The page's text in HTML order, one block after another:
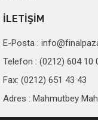
İLETİŞİM
E-Posta :
Telefon : (0212) 604 10
Fax: (0212) 651 43 43
Adres : Mahmutbey